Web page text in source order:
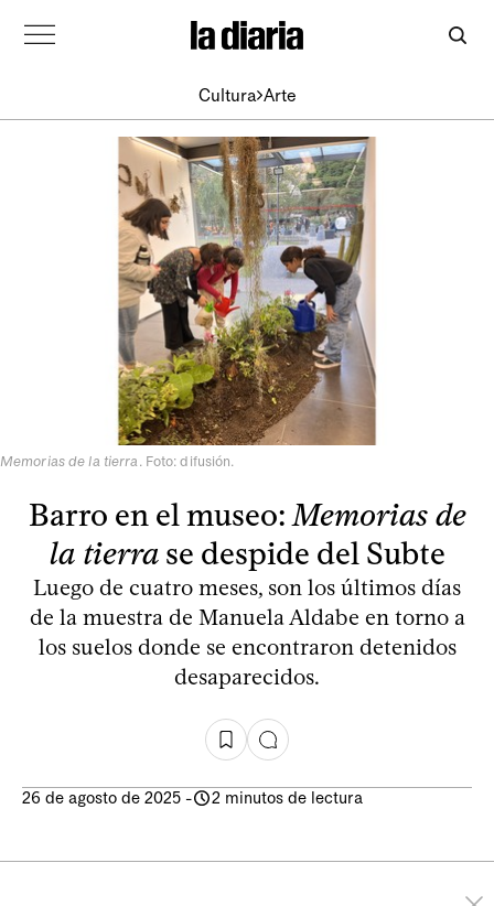
Cultura Arte
Memorias de la tierra . Foto: difusión.
Barro en el museo: Memorias de
la tierrase despide del Subte
Luego de cuatro meses, son los últimos días
de la muestra de Manuela Aldabe en torno a
los suelos donde se encontraron detenidos
desaparecidos.
26 de agosto de 2025 - 2 minutos de lectura